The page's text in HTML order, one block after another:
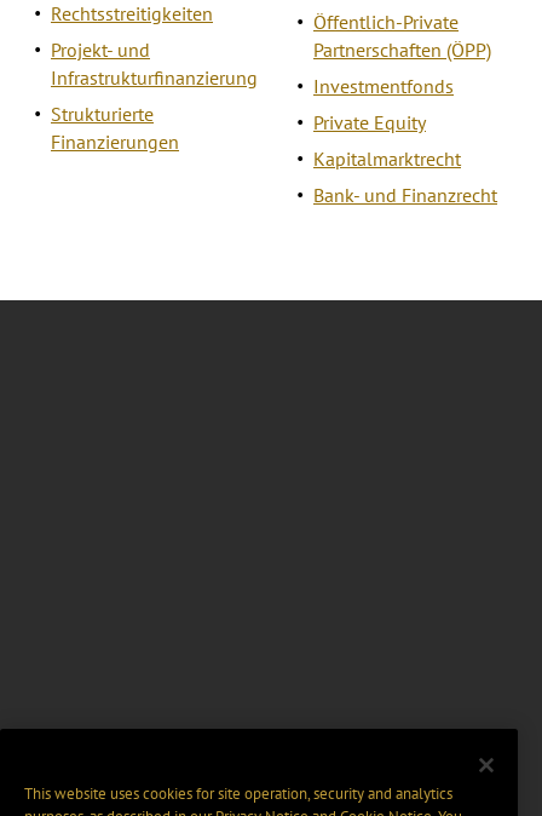
Rechtsstreitigkeiten
Projekt- und
Infrastrukturfinanzierung
Strukturierte
Finanzierungen
Öffentlich-Private
Partnerschaften (ÖPP)
Investmentfonds
Private Equity
Kapitalmarktrecht
Bank- und Finanzrecht
This website uses cookies for site operation, security and analytics